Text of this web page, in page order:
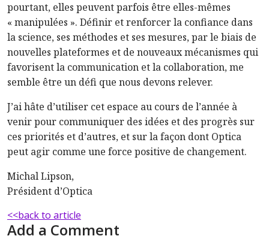
pourtant, elles peuvent parfois être elles-mêmes
« manipulées ». Définir et renforcer la confiance dans
la science, ses méthodes et ses mesures, par le biais de
nouvelles plateformes et de nouveaux mécanismes qui
favorisent la communication et la collaboration, me
semble être un défi que nous devons relever.
J’ai hâte d’utiliser cet espace au cours de l’année à
venir pour communiquer des idées et des progrès sur
ces priorités et d’autres, et sur la façon dont Optica
peut agir comme une force positive de changement.
Michal Lipson,
Président d’Optica
<<back to article
Add a Comment